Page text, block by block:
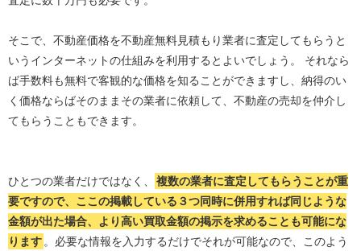
そこで、不動産価格を不動産無料見積もり業者に査定してもらうと
いうインターネットの仕組みを利用するとよいでしょう。 それなら
ば手数料も無料で客観的な価格を知ることができますし、納得のい
く価格ならばそのままその業者に依頼して、不動産の売却を仲介し
てもらうこともできます。
ひとつの業者だけではなく、
複数の業者に査定してもらうことが重
要ですので、ここの掲載している３つ同時に併用すれば同じような
金額が出た場合、より高い買取金額の掲示を求めることも可能にな
ります 。必要な情報を入力するだけでそれが可能なので、このよう